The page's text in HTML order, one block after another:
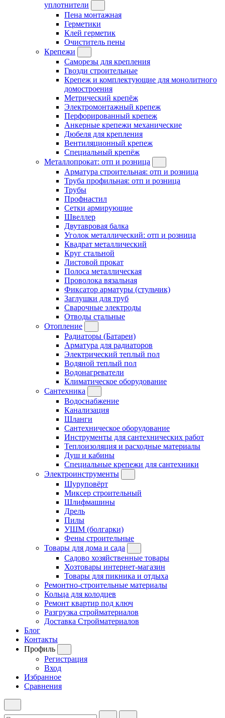
уплотнители
Пена монтажная
Герметики
Клей герметик
Очиститель пены
Крепежи
Саморезы для крепления
Гвозди строительные
Крепеж и комплектующие для монолитного
домостроения
Метрический крепёж
Электромонтажный крепеж
Перфорированный крепеж
Анкерные крепежи механические
Дюбеля для крепления
Вентиляционный крепеж
Специальный крепёж
Металлопрокат: отп и розница
Арматура строительная: отп и розница
Труба профильная: отп и розница
Трубы
Профнастил
Сетки армирующие
Швеллер
Двутавровая балка
Уголок металлический: отп и розница
Квадрат металлический
Круг стальной
Листовой прокат
Полоса металлическая
Проволока вязальная
Фиксатор арматуры (стульчик)
Заглушки для труб
Сварочные электроды
Отводы стальные
Отопление
Радиаторы (Батареи)
Арматура для радиаторов
Электрический теплый пол
Водяной теплый пол
Водонагреватели
Климатическое оборудование
Сантехника
Водоснабжение
Канализация
Шланги
Сантехническое оборудование
Инструменты для сантехнических работ
Теплоизоляция и расходные материалы
Душ и кабины
Специальные крепежи для сантехники
Электроинструменты
Шуруповёрт
Миксер строительный
Шлифмашины
Дрель
Пилы
УШМ (болгарки)
Фены строительные
Товары для дома и сада
Садово хозяйственные товары
Хозтовары интернет-магазин
Товары для пикника и отдыха
Ремонтно-строительные материалы
Кольца для колодцев
Ремонт квартир под ключ
Разгрузка стройматериалов
Доставка Стройматериалов
Блог
Контакты
Профиль
Регистрация
Вход
Избранное
Сравнения